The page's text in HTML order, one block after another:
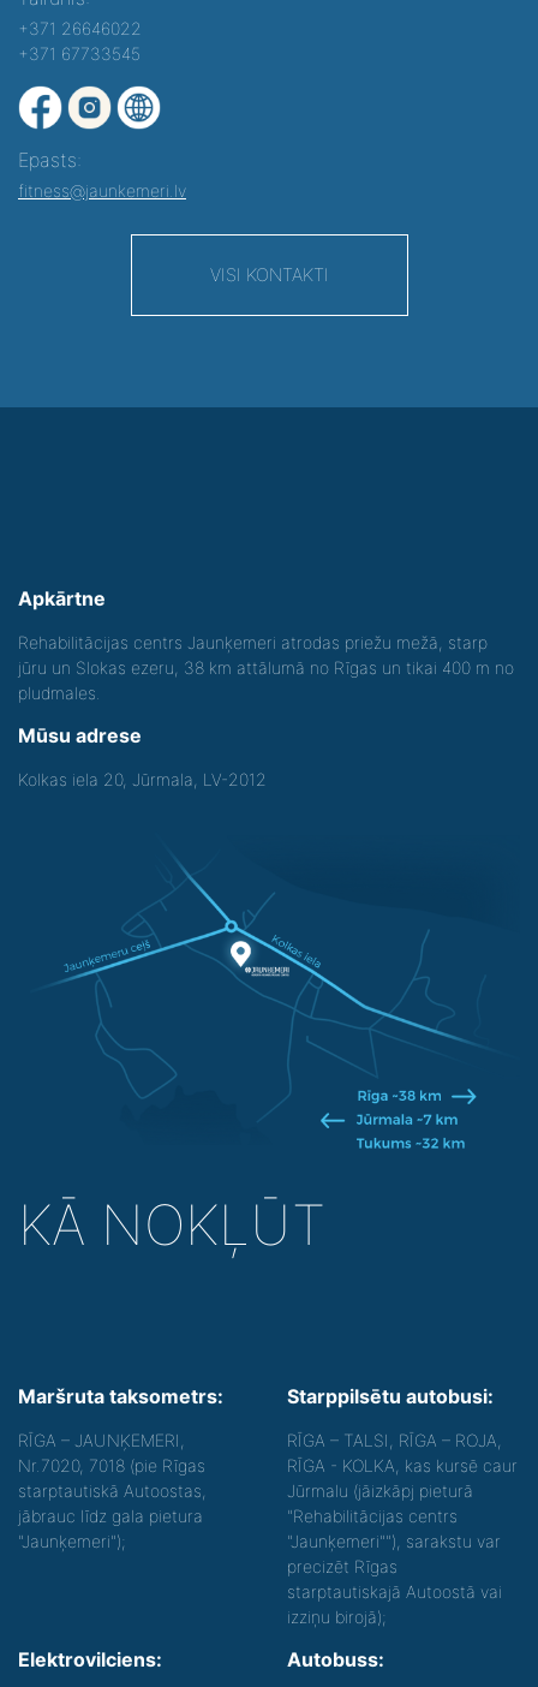
+371 26646022
+371 67733545
Epasts:
fitness@jaunkemeri.lv
VISI KONTAKTI
Apkārtne
Rehabilitācijas centrs Jaunķemeri atrodas priežu mežā, starp
jūru un Slokas ezeru, 38 km attālumā no Rīgas un tikai 400 m no
pludmales.
Mūsu adrese
Kolkas iela 20, Jūrmala, LV-2012
KĀ NOKĻŪT
Maršruta taksometrs:
RĪGA – JAUNĶEMERI,
Nr.7020, 7018 (pie Rīgas
starptautiskā Autoostas,
jābrauc līdz gala pietura
"Jaunķemeri");
Starppilsētu autobusi:
RĪGA – TALSI, RĪGA – ROJA,
RĪGA - KOLKA, kas kursē caur
Jūrmalu (jāizkāpj pieturā
"Rehabilitācijas centrs
"Jaunķemeri""), sarakstu var
precizēt Rīgas
starptautiskajā Autoostā vai
izziņu birojā);
Elektrovilciens: Autobuss: